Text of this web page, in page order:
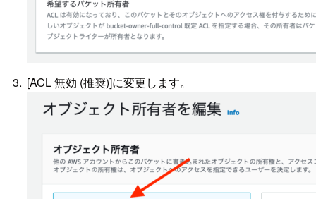
[ACL 無効 (推奨)]に変更します。